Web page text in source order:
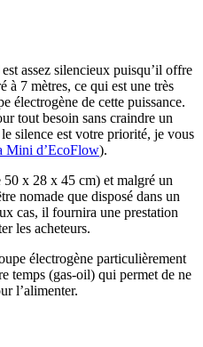
assez silencieux puisqu’il offre
à 7 mètres, ce qui est une très
électrogène de cette puissance.
tout besoin sans craindre un
silence est votre priorité, je vous
Mini d’EcoFlow).
50 x 28 x 45 cm) et malgré un
nomade que disposé dans un
cas, il fournira une prestation
les acheteurs.
électrogène particulièrement
temps (gas-oil) qui permet de ne
l’alimenter.